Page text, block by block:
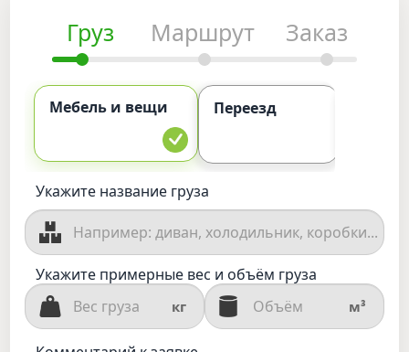
Груз Маршрут Заказ
Мебель и вещи Переезд
Укажите название груза
Укажите примерные вес и объём груза
кг м³